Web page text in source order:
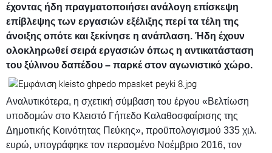
έχοντας ήδη πραγματοποιήσει ανάλογη επίσκεψη
επίβλεψης των εργασιών εξέλιξης περί τα τέλη της
άνοιξης οπότε και ξεκίνησε η ανάπλαση. Ήδη έχουν
ολοκληρωθεί σειρά εργασιών όπως η αντικατάσταση
του ξύλινου δαπέδου – παρκέ στον αγωνιστικό χώρο.
Αναλυτικότερα, η σχετική σύμβαση του έργου «Βελτίωση
υποδομών στο Κλειστό Γήπεδο Καλαθοσφαίρισης της
Δημοτικής Κοινότητας Πεύκης», προϋπολογισμού 335 χιλ.
ευρώ, υπογράφηκε τον περασμένο Νοέμβριο 2016, τον